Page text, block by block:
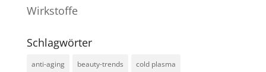
Wirkstoffe
Schlagwörter
anti-aging beauty-trends cold plasma